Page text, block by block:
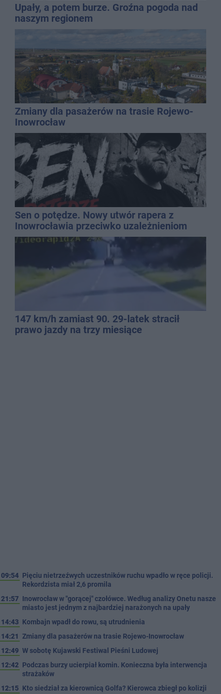
Upały, a potem burze. Groźna pogoda nad
naszym regionem
Zmiany dla pasażerów na trasie Rojewo-
Inowrocław
Sen o potędze. Nowy utwór rapera z
Inowrocławia przeciwko uzależnieniom
147 km/h zamiast 90. 29-latek stracił
prawo jazdy na trzy miesiące
09:54 Pięciu nietrzeźwych uczestników ruchu wpadło w ręce policji.
Rekordzista miał 2,6 promila
21:57 Inowrocław w "gorącej" czołówce. Według analizy Onetu nasze
miasto jest jednym z najbardziej narażonych na upały
14:43 Kombajn wpadł do rowu, są utrudnienia
14:21 Zmiany dla pasażerów na trasie Rojewo-Inowrocław
12:49 W sobotę Kujawski Festiwal Pieśni Ludowej
12:42 Podczas burzy ucierpiał komin. Konieczna była interwencja
strażaków
12:15 Kto siedział za kierownicą Golfa? Kierowca zbiegł po kolizji